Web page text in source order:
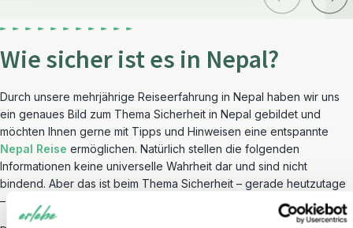
Wie sicher ist es in Nepal?
Durch unsere mehrjährige Reiseerfahrung in Nepal haben wir uns
ein genaues Bild zum Thema Sicherheit in Nepal gebildet und
möchten Ihnen gerne mit Tipps und Hinweisen eine entspannte
Nepal Reise ermöglichen. Natürlich stellen die folgenden
Informationen keine universelle Wahrheit dar und sind nicht
bindend. Aber das ist beim Thema Sicherheit – gerade heutzutage
– sowieso nicht möglich.